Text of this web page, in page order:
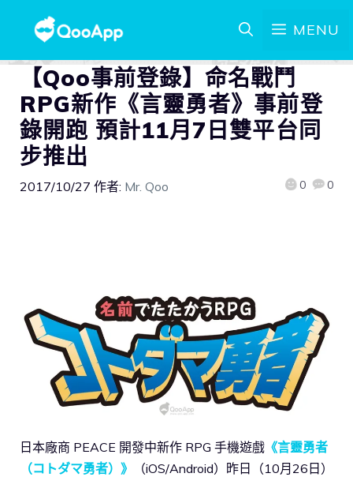
MENU
【Qoo事前登錄】命名戰鬥
RPG新作《言靈勇者》事前登
錄開跑 預計11月7日雙平台同
步推出
2017/10/27 作者: Mr. Qoo 0 0
日本廠商 PEACE 開發中新作 RPG 手機遊戲 《言靈勇者
（コトダマ勇者）》
（iOS/Android）昨日（10月26日）